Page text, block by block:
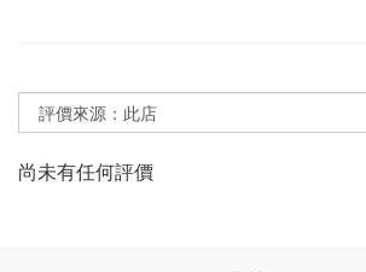
尚未有任何評價